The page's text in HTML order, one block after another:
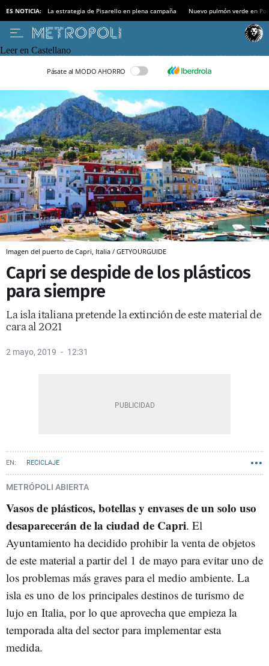
ES NOTICIA: La estrategia de Pisarello en plena campaña Nuevo pulmón verde en
Leer en Castellano
Pásate al MODO AHORRO
Imagen del puerto de Capri, Italia / GETYOURGUIDE
Capri se despide de los plásticos
para siempre
La isla italiana pretende la extinción de este material de
cara al 2021
2 mayo, 2019 12:31
RECICLAJE
METRÓPOLI ABIERTA
Vasos de plásticos, botellas y envases de un solo uso
desaparecerán de la ciudad de Capri. El
Ayuntamiento ha decidido prohibir la venta de objetos
de este material a partir del 1 de mayo para evitar uno de
los problemas más graves para el medio ambiente. La
isla es uno de los principales destinos de turismo de
lujo en Italia, por lo que aprovecha que empieza la
temporada alta del sector para implementar esta
medida.